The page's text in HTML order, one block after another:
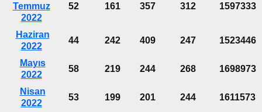
Temmuz
2022
52 161 357 312 1597333
Haziran
2022
44 242 409 247 1523446
Mayıs
2022
58 219 244 268 1698973
Nisan
2022
53 199 201 244 1611573